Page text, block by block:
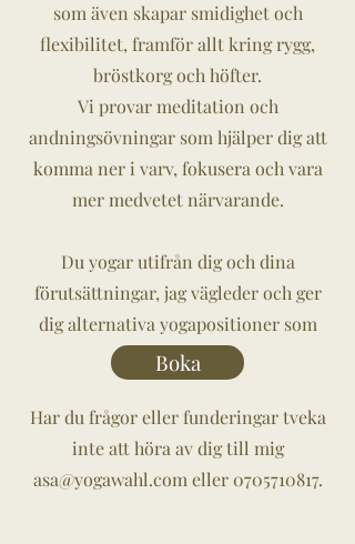
som även skapar smidighet och
flexibilitet, framför allt kring rygg,
bröstkorg och höfter.
Vi provar meditation och
andningsövningar som hjälper dig att
komma ner i varv, fokusera och vara
mer medvetet närvarande.
Du yogar utifrån dig och dina
förutsättningar, jag vägleder och ger
dig alternativa yogapositioner som
passar dig.
Har du frågor eller funderingar tveka
inte att höra av dig till mig
asa@yogawahl.com eller 0705710817.
Boka